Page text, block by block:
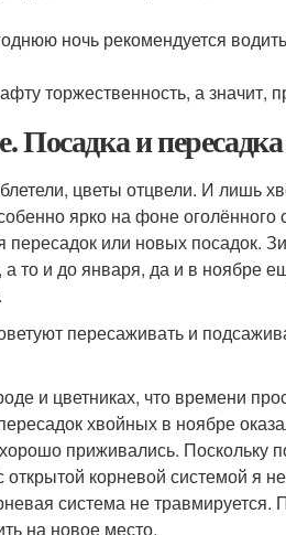
ночь рекомендуется
торжественность, а значит,
Посадка и
цветы отцвели. И лишь
ярко на фоне
или новых посадок.
то и до января, да и в ноябре
пересаживать и
и цветниках, что времени
хвойных в ноябре
приживались. Поскольку
корневой системой я
система не травмируется.
на новое место.